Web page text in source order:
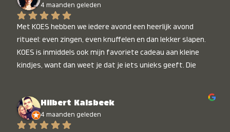
4 maanden geleden
Met KOES hebben we iedere avond een heerlijk avond
ritueel: even zingen, even knuffelen en dan lekker slapen.
KOES is inmiddels ook mijn favoriete cadeau aan kleine
kindjes, want dan weet je dat je iets unieks geeft. Die
Hilbert Kalsbeek
4 maanden geleden